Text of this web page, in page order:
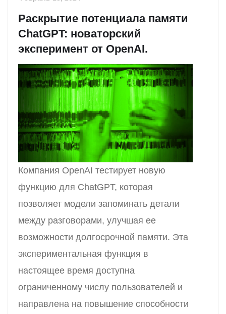
Раскрытие потенциала памяти
ChatGPT: новаторский
эксперимент от OpenAI.
Компания OpenAI тестирует новую
функцию для ChatGPT, которая
позволяет модели запоминать детали
между разговорами, улучшая ее
возможности долгосрочной памяти. Эта
экспериментальная функция в
настоящее время доступна
ограниченному числу пользователей и
направлена на повышение способности